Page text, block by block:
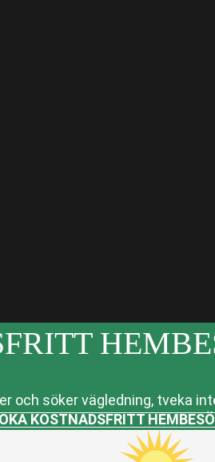
och söker vägledning, tveka
KOSTNADSFRITT